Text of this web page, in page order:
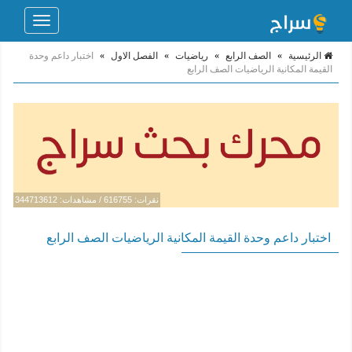
Toggle
الرئيسية » الصف الرابع » رياضيات » الفصل الاول »
اختبار داعم وحدة
القيمة المكانية الرياضيات الصف الرابع
نقرات: 616755 / مشاهدات: 344713612
اختبار داعم وحدة القيمة المكانية الرياضيات الصف الرابع